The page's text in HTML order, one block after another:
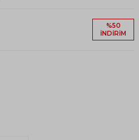
%50
İNDIRIM